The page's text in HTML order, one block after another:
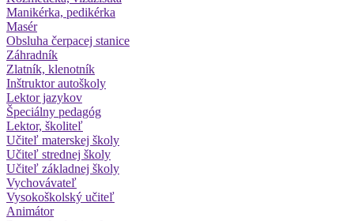
Manikérka, pedikérka
Masér
Obsluha čerpacej stanice
Záhradník
Zlatník, klenotník
Inštruktor autoškoly
Lektor jazykov
Špeciálny pedagóg
Lektor, školiteľ
Učiteľ materskej školy
Učiteľ strednej školy
Učiteľ základnej školy
Vychovávateľ
Vysokoškolský učiteľ
Animátor